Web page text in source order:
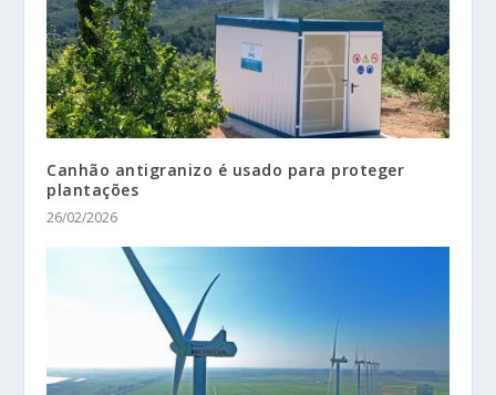
Canhão antigranizo é usado para proteger
plantações
26/02/2026